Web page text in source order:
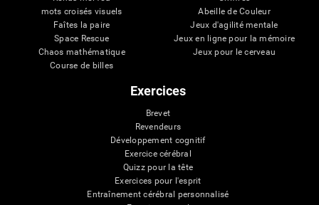
mots croisés visuels
Faîtes la paire
Space Rescue
Chaos mathématique
Course de billes
Abeille de Couleur
Jeux d'agilité mentale
Jeux en ligne pour la mémoire
Jeux pour le cerveau
Exercices
Brevet
Revendeurs
Développement cognitif
Exercice cérébral
Quizz pour la tête
Exercices pour l'esprit
Entraînement cérébral personnalisé